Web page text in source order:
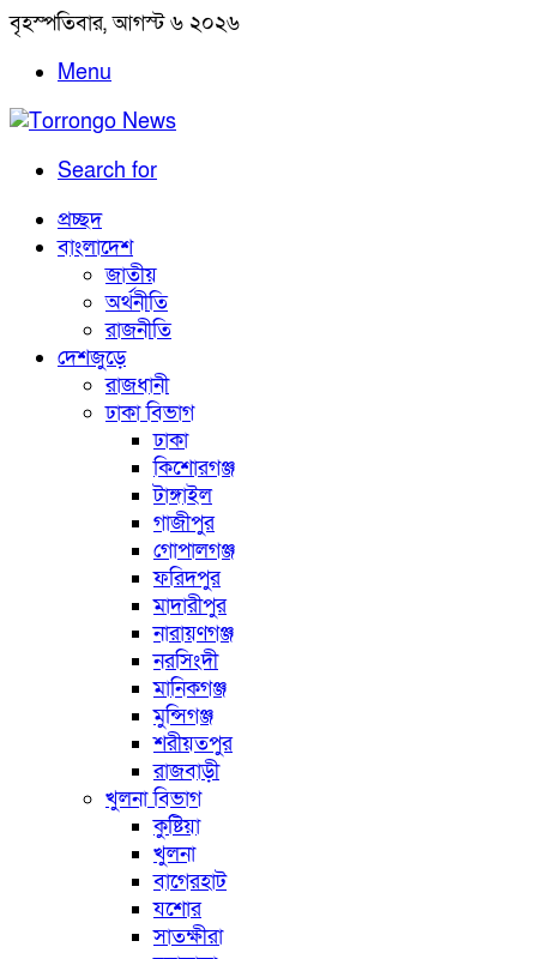
বৃহস্পতিবার, আগস্ট ৬ ২০২৬
Menu
Search for
প্রচ্ছদ
বাংলাদেশ
জাতীয়
অর্থনীতি
রাজনীতি
দেশজুড়ে
রাজধানী
ঢাকা বিভাগ
ঢাকা
কিশোরগঞ্জ
টাঙ্গাইল
গাজীপুর
গোপালগঞ্জ
ফরিদপুর
মাদারীপুর
নারায়ণগঞ্জ
নরসিংদী
মানিকগঞ্জ
মুন্সিগঞ্জ
শরীয়তপুর
রাজবাড়ী
খুলনা বিভাগ
কুষ্টিয়া
খুলনা
বাগেরহাট
যশোর
সাতক্ষীরা